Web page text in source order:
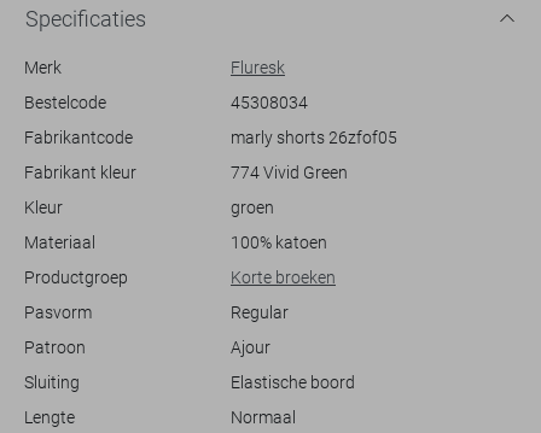
ontspannen dag in het park of een casual uitje met vrienden.
De regular fit en de normale lengte van deze damesbroek maken hem
bloemendetails in het patroon geven een unieke twist aan de casual
stijl. Of je nu kiest voor een wandeling langs het strand of een
middagje winkelen, deze korte broek biedt zowel comfort als stijl.
voor een moeiteloos chique uitstraling.
Specificaties
Merk
Fluresk
Bestelcode
45308034
Fabrikantcode
marly shorts 26zfof05
Fabrikant kleur
774 Vivid Green
Kleur
groen
Materiaal
100% katoen
Productgroep
Korte broeken
Pasvorm
Regular
Patroon
Ajour
Sluiting
Elastische boord
Lengte
Normaal